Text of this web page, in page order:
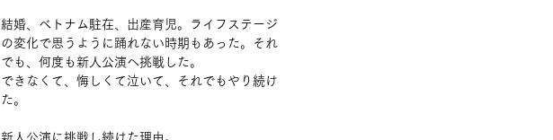
結婚、ベトナム駐在、出産育児。ライフステージ
の変化で思うように踊れない時期もあった。それ
でも、何度も新人公演へ挑戦した。
できなくて、悔しくて泣いて、それでもやり続け
た。
新人公演に挑戦し続けた理由。